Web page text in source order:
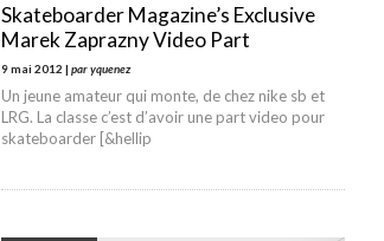
Skateboarder Magazine’s Exclusive
Marek Zaprazny Video Part
9 mai 2012 | par yquenez
Un jeune amateur qui monte, de chez nike sb et
LRG. La classe c’est d’avoir une part video pour
skateboarder [&hellip